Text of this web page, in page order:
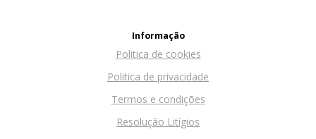
Informação
Politica de cookies
Politica de privacidade
Termos e condições
Resolução Litígios